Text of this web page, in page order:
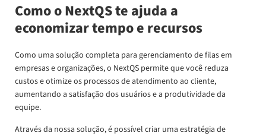
Como o NextQS te ajuda a
economizar tempo e recursos
Como uma solução completa para gerenciamento de filas em
empresas e organizações, o NextQS permite que você reduza
custos e otimize os processos de atendimento ao cliente,
aumentando a satisfação dos usuários e a produtividade da
equipe.
Através da nossa solução, é possível criar uma estratégia de